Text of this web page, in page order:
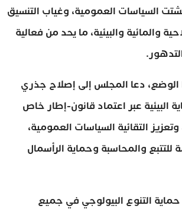
السياسات العمومية، وغياب التنسيق
والمائية والبيئية، ما يحد من فعالية
دعا المجلس إلى إصلاح جذري
البيئية عبر اعتماد قانون-إطار خاص
وتعزيز التقائية السياسات العمومية،
للتتبع والمحاسبة وحماية الرأسمال
التنوع البيولوجي في جميع